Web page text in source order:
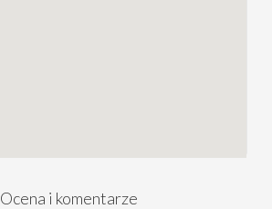
Ocena i komentarze